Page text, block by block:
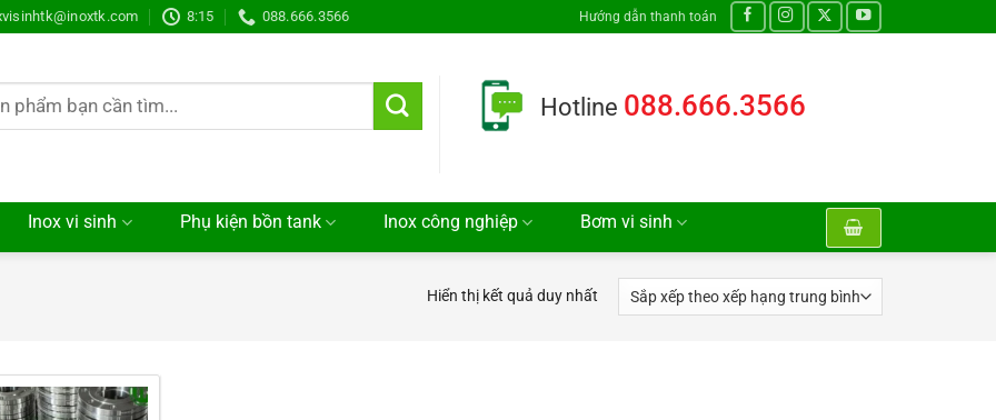
8:15 088.666.3566 Hướng dẫn thanh toán
Hotline 088.666.3566
Inox vi sinh Phụ kiện bồn tank Inox công nghiệp Bơm vi sinh
Hiển thị kết quả duy nhất